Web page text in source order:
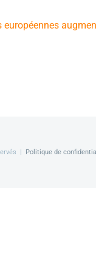
européennes
| Politique de